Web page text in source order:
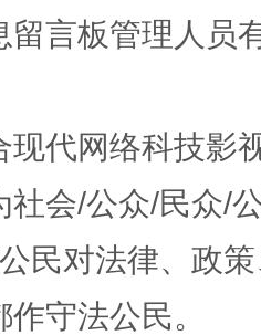
术幻境
留言板管理人员
现代网络科技影
社会/公众/民众/
民对法律、政
守法公民。